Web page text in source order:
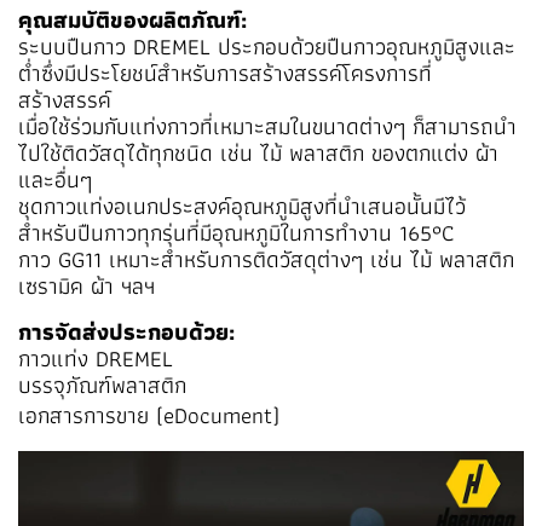
คุณสมบัติของผลิตภัณฑ์:
ระบบปืนกาว DREMEL ประกอบด้วยปืนกาวอุณหภูมิสูงและ
ต่ำซึ่งมีประโยชน์สำหรับการสร้างสรรค์โครงการที่
สร้างสรรค์
เมื่อใช้ร่วมกับแท่งกาวที่เหมาะสมในขนาดต่างๆ ก็สามารถนำ
ไปใช้ติดวัสดุได้ทุกชนิด เช่น ไม้ พลาสติก ของตกแต่ง ผ้า
และอื่นๆ
ชุดกาวแท่งอเนกประสงค์อุณหภูมิสูงที่นำเสนอนั้นมีไว้
สำหรับปืนกาวทุกรุ่นที่มีอุณหภูมิในการทำงาน 165°C
กาว GG11 เหมาะสำหรับการติดวัสดุต่างๆ เช่น ไม้ พลาสติก
เซรามิค ผ้า ฯลฯ
การจัดส่งประกอบด้วย:
กาวแท่ง DREMEL
บรรจุภัณฑ์พลาสติก
เอกสารการขาย (eDocument)